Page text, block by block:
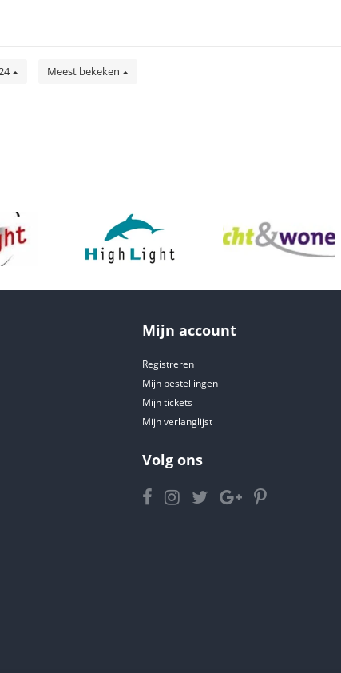
Meest bekeken
Mijn account
Registreren
Mijn bestellingen
Mijn tickets
Mijn verlanglijst
Volg ons